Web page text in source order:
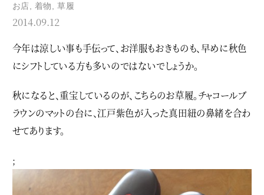
お店 着物 ,草履
2014.09.12
今年は涼しい事も手伝って、お洋服もおきものも、早めに秋色
にシフトしている方も多いのではないでしょうか。
秋になると、重宝しているのが、こちらのお草履。チャコールブ
ラウンのマットの台に、江戸紫色が入った真田紐の鼻緒を合わ
せてあります。
;